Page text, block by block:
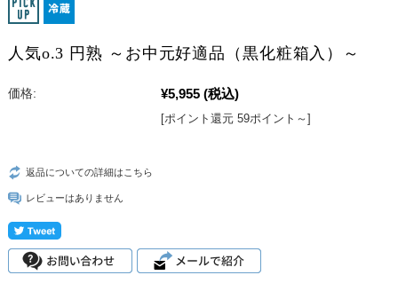
人気o.3 円熟 ～お中元好適品（黒化粧箱入）～
価格: ¥5,955 (税込)
[ポイント還元 59ポイント～]
返品についての詳細はこちら
レビューはありません